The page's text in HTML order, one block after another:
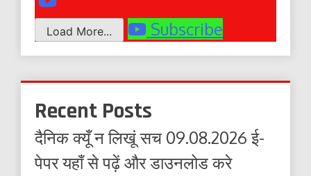
Load More... Subscribe
Recent Posts
दैनिक क्यूँ न लिखूं सच 09.08.2026 ई-
पेपर यहाँ से पढ़ें और डाउनलोड करे